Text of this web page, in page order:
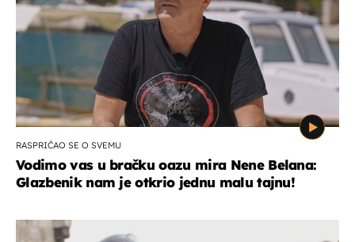
RASPRIČAO SE O SVEMU
Vodimo vas u bračku oazu mira Nene Belana:
Glazbenik nam je otkrio jednu malu tajnu!